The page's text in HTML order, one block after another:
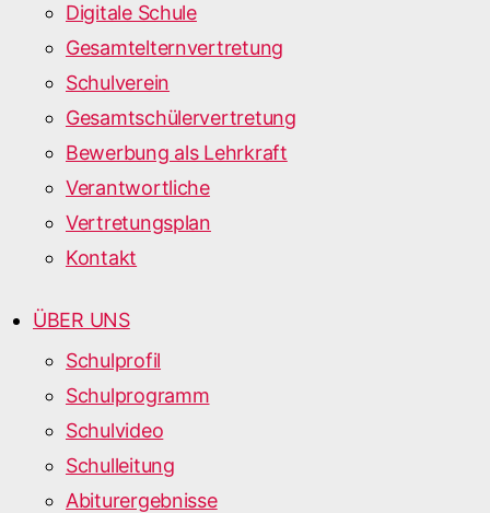
Digitale Schule
Gesamtelternvertretung
Schulverein
Gesamtschülervertretung
Bewerbung als Lehrkraft
Verantwortliche
Vertretungsplan
Kontakt
ÜBER UNS
Schulprofil
Schulprogramm
Schulvideo
Schulleitung
Abiturergebnisse